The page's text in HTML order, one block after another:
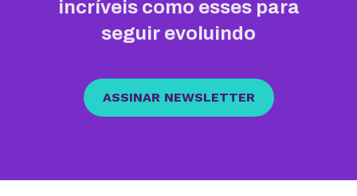
incríveis como esses para
seguir evoluindo
ASSINAR NEWSLETTER